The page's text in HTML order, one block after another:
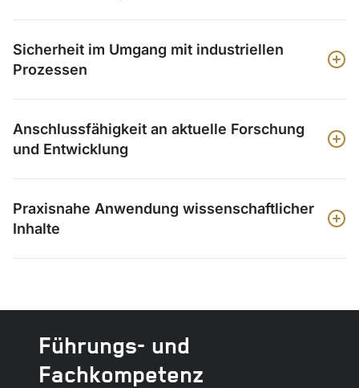
Sicherheit im Umgang mit industriellen
Prozessen
Anschlussfähigkeit an aktuelle Forschung
und Entwicklung
Praxisnahe Anwendung wissenschaftlicher
Inhalte
Führungs- und
Fachkompetenz